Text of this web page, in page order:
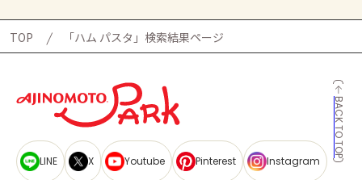
TOP 「ハム パスタ」検索結果ページ
BACK TO TOP
LINE X Youtube Pinterest Instagram